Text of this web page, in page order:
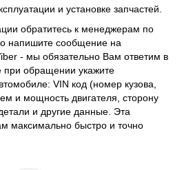
и установке запчастей.
обратитесь к менеджерам по
напишите сообщение на
- мы обязательно Вам ответим в
обращении укажите
VIN код (номер кузова,
и мощность двигателя, сторону
и другие данные. Эта
максимально быстро и точно